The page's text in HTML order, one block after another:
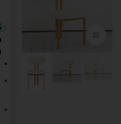
קליק לזום